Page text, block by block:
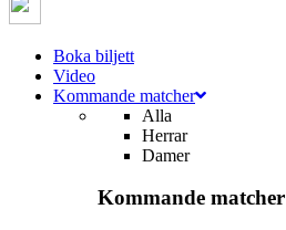
Boka biljett
Video
Kommande matcher
Alla
Herrar
Damer
Kommande matcher